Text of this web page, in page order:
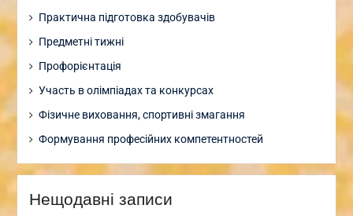
Практична підготовка здобувачів
Предметні тижні
Профорієнтація
Участь в олімпіадах та конкурсах
Фізичне виховання, спортивні змагання
Формування професійних компетентностей
Нещодавні записи